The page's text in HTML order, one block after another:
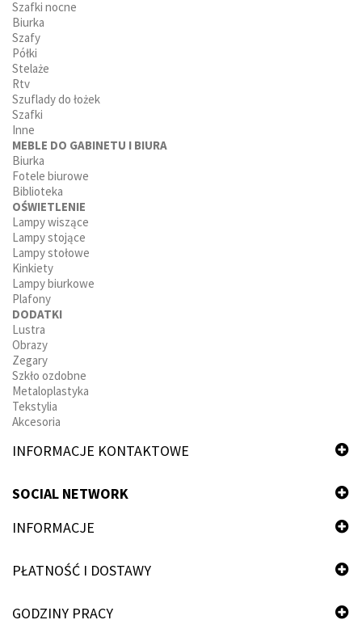
Szafki nocne
Biurka
Szafy
Półki
Stelaże
Rtv
Szuflady do łożek
Szafki
Inne
MEBLE DO GABINETU I BIURA
Biurka
Fotele biurowe
Biblioteka
OŚWIETLENIE
Lampy wiszące
Lampy stojące
Lampy stołowe
Kinkiety
Lampy biurkowe
Plafony
DODATKI
Lustra
Obrazy
Zegary
Szkło ozdobne
Metaloplastyka
Tekstylia
Akcesoria
INFORMACJE KONTAKTOWE
SOCIAL NETWORK
INFORMACJE
PŁATNOŚĆ I DOSTAWY
GODZINY PRACY